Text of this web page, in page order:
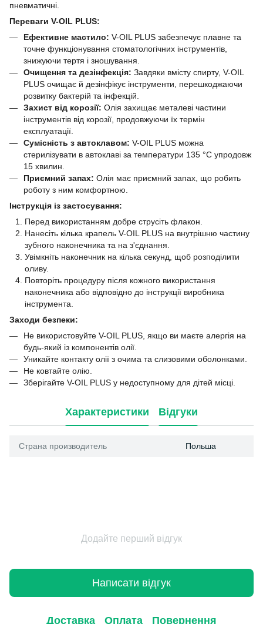
пневматичні.
Переваги V-OIL PLUS:
Ефективне мастило: V-OIL PLUS забезпечує плавне та
точне функціонування стоматологічних інструментів,
знижуючи тертя і зношування.
Очищення та дезінфекція: Завдяки вмісту спирту, V-OIL
PLUS очищає й дезінфікує інструменти, перешкоджаючи
розвитку бактерій та інфекцій.
Захист від корозії: Олія захищає металеві частини
інструментів від корозії, продовжуючи їх термін
експлуатації.
Сумісність з автоклавом: V-OIL PLUS можна
стерилізувати в автоклаві за температури 135 °C упродовж
15 хвилин.
Приємний запах: Олія має приємний запах, що робить
роботу з ним комфортною.
Інструкція із застосування:
Перед використанням добре струсіть флакон.
Нанесіть кілька крапель V-OIL PLUS на внутрішню частину
зубного наконечника та на з'єднання.
Увімкніть наконечник на кілька секунд, щоб розподілити
оливу.
Повторіть процедуру після кожного використання
наконечника або відповідно до інструкції виробника
інструмента.
Заходи безпеки:
Не використовуйте V-OIL PLUS, якщо ви маєте алергія на
будь-який із компонентів олії.
Уникайте контакту олії з очима та слизовими оболонками.
Не ковтайте олію.
Зберігайте V-OIL PLUS у недоступному для дітей місці.
Характеристики Відгуки
Страна производитель Польша
Додайте перший відгук
Написати відгук
Доставка Оплата Повернення